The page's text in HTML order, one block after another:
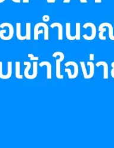
28 มิถุนายน 2569 88views